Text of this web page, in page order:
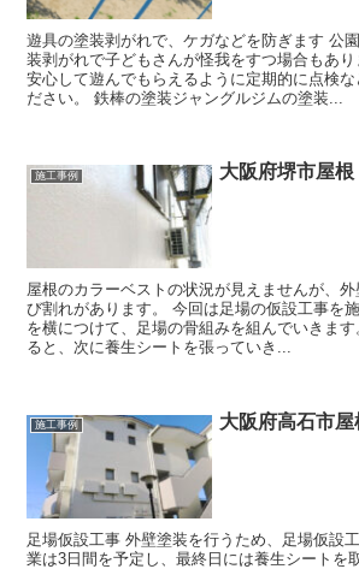
遊具の塗装剥がれで、ケガなどを防ぎます 公
装剥がれで子どもさんが怪我をすつ場合もあり
安心して遊んでもらえるように定期的に点検な
ださい。 鉄棒の塗装ジャングルジムの塗装...
施工事例 大阪府堺市屋
屋根のカラーベストの状況が見えませんが、
び割れがあります。 今回は足場の仮設工事を
を横につけて、足場の骨組みを組んでいきま
ると、次に養生シートを張っていき...
施工事例 大阪府高石市
足場仮設工事 外壁塗装を行うため、足場仮設
業は3日間を予定し、最終日には養生シートを